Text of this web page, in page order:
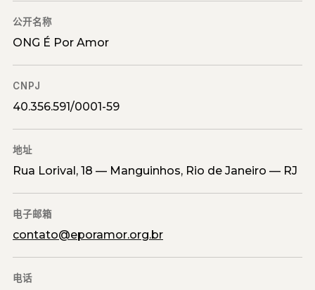
公开名称
ONG É Por Amor
CNPJ
40.356.591/0001-59
地址
Rua Lorival, 18 — Manguinhos, Rio de Janeiro — RJ
电子邮箱
contato@eporamor.org.br
电话